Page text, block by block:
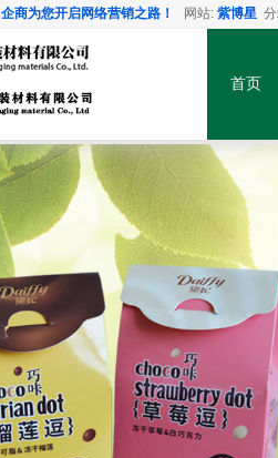
企商为您开启网络营销之路！ 网站: 紫博星
首页